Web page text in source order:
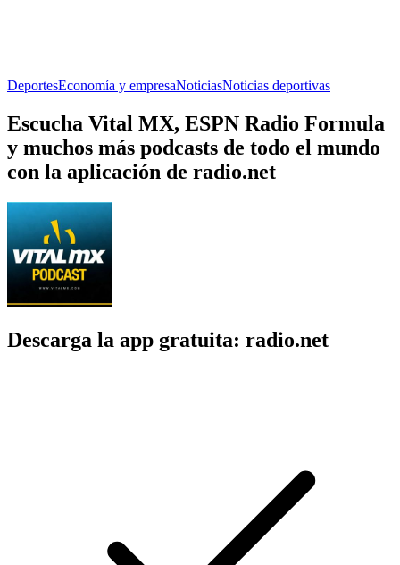
DeportesEconomía y empresaNoticiasNoticias deportivas
Escucha Vital MX, ESPN Radio Formula
y muchos más podcasts de todo el mundo
con la aplicación de radio.net
Descarga la app gratuita: radio.net